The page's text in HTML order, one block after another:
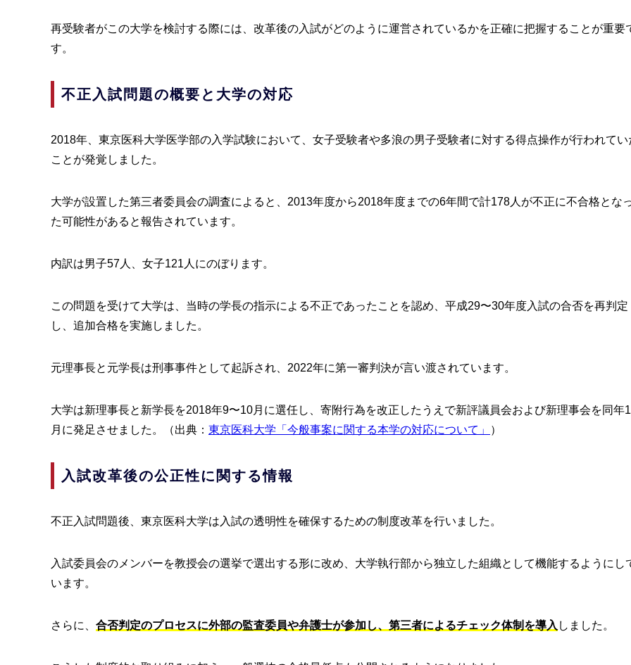
再受験者がこの大学を検討する際には、改革後の入試がどのように運営されているかを正確に把握することが重要
す。
不正入試問題の概要と大学の対応
2018年、東京医科大学医学部の入学試験において、女子受験者や多浪の男子受験者に対する得点操作が行われてい
ことが発覚しました。
大学が設置した第三者委員会の調査によると、2013年度から2018年度までの6年間で計178人が不正に不合格とな
た可能性があると報告されています。
内訳は男子57人、女子121人にのぼります。
この問題を受けて大学は、当時の学長の指示による不正であったことを認め、平成29〜30年度入試の合否を再判定
し、追加合格を実施しました。
元理事長と元学長は刑事事件として起訴され、2022年に第一審判決が言い渡されています。
大学は新理事長と新学長を2018年9〜10月に選任し、寄附行為を改正したうえで新評議員会および新理事会を同年
月に発足させました。（出典： 東京医科大学「今般事案に関する本学の対応について」 ）
入試改革後の公正性に関する情報
不正入試問題後、東京医科大学は入試の透明性を確保するための制度改革を行いました。
入試委員会のメンバーを教授会の選挙で選出する形に改め、大学執行部から独立した組織として機能するようにし
います。
さらに、 合否判定のプロセスに外部の監査委員や弁護士が参加し、第三者によるチェック体制を導入 しました。